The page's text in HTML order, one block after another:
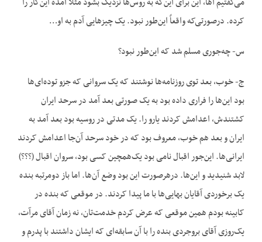
کرده. درصورتی‌که واقعاً این‌طور نبود. یک چیزهایی آدم به او…
س- چه‌جوری مسلم شد که این‌طور نبود؟
ج- خوب، بعد توی روزنامه‌ها نوشتند که یک سروانی که جزو توده‌ای‌ها
بود این‌ها را فراری داده بود به یک صورتی بعد آمد در سرحد ایران
کشتندش، اعدامش کردند یارو را. یک مدتی در روسیه بود بعد آمد به
ایران و بعد هم خوب، معروف بود که در خود سرحد آن‌جا اعدامش کردند
ایرانی‌ها. این‌جور اقبال نامی بود یک‌همچین کسی بود، سروان اقبال (؟؟؟)
لابد شنیدید و این‌ها. درهرصورت این بود وضع آن‌ها. اما باز دومرتبه بنده
یک برخوردی آقایان بهایی‌ها با ما پیدا کردند. در موقعی که بنده در
کابینه بودم همین موقعی که عرض کردم خدمت‌تان، نه زمان آقای مرآت،
یک‌روزی آقای بروجردی بنده را با آن سابقه‌ای که ایشان داشتند با پدرم و